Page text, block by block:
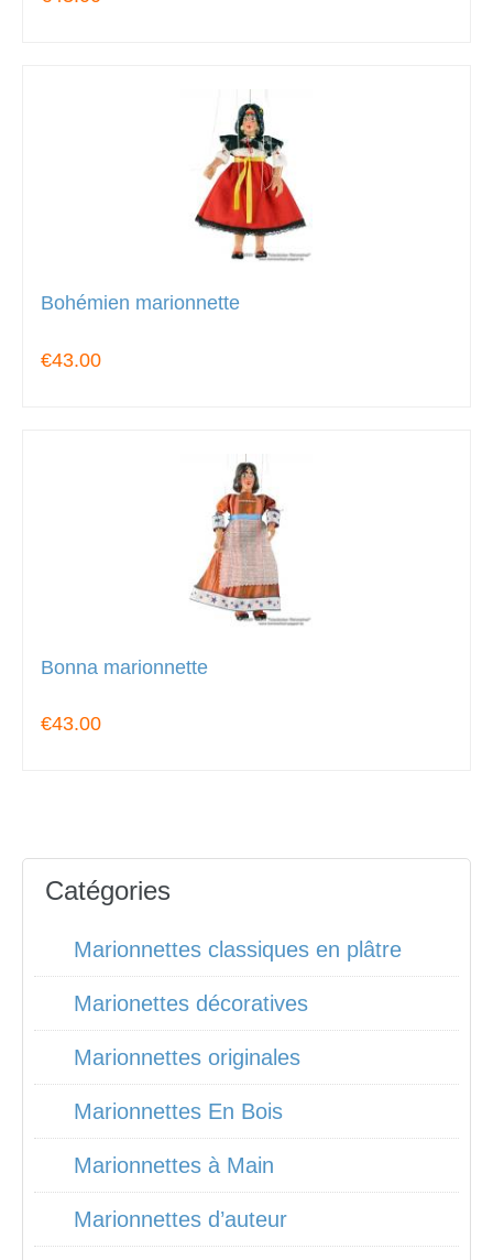
Bohémien marionnette
€43.00
Bonna marionnette
€43.00
Catégories
Marionnettes classiques en plâtre
Marionettes décoratives
Marionnettes originales
Marionnettes En Bois
Marionnettes à Main
Marionnettes d’auteur